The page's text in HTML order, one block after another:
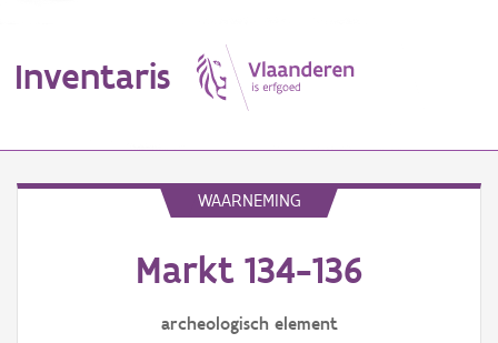
Inventaris
WAARNEMING
Markt 134-136
archeologisch element